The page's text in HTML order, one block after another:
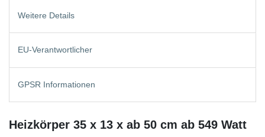
Weitere Details
EU-Verantwortlicher
GPSR Informationen
Heizkörper 35 x 13 x ab 50 cm ab 549 Watt